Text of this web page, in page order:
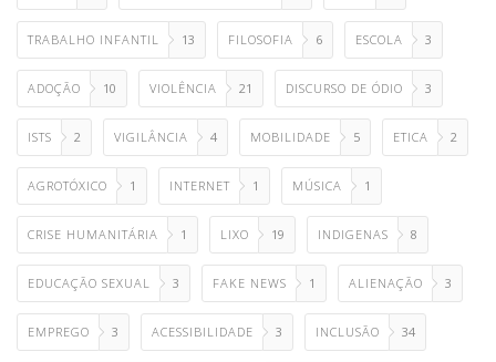
TRABALHO INFANTIL 13 FILOSOFIA 6 ESCOLA 3
ADOÇÃO 10 VIOLÊNCIA 21 DISCURSO DE ÓDIO 3
ISTS 2 VIGILÂNCIA 4 MOBILIDADE 5 ETICA 2
AGROTÓXICO 1 INTERNET 1 MÚSICA 1
CRISE HUMANITÁRIA 1 LIXO 19 INDIGENAS 8
EDUCAÇÃO SEXUAL 3 FAKE NEWS 1 ALIENAÇÃO 3
EMPREGO 3 ACESSIBILIDADE 3 INCLUSÃO 34